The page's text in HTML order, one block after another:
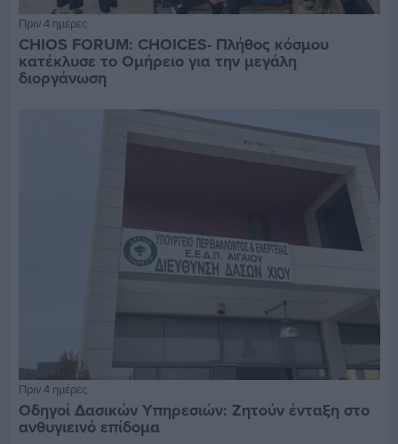
Πριν 4 ημέρες
CHIOS FORUM: CHOICES- Πλήθος κόσμου
κατέκλυσε το Ομήρειο για την μεγάλη
διοργάνωση
Πριν 4 ημέρες
Οδηγοί Δασικών Υπηρεσιών: Ζητούν ένταξη στο
ανθυγιεινό επίδομα